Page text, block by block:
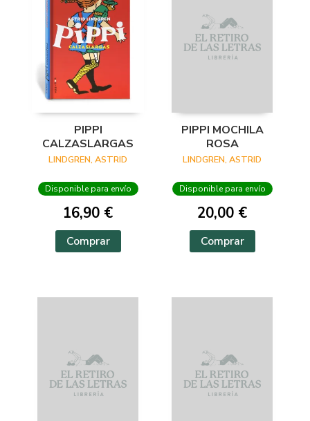
PIPPI
CALZASLARGAS
LINDGREN, ASTRID
Disponible para envío
16,90 €
Comprar
PIPPI MOCHILA
ROSA
LINDGREN, ASTRID
Disponible para envío
20,00 €
Comprar